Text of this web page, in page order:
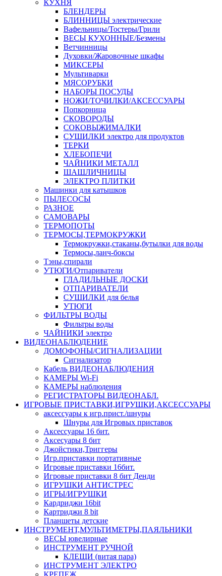
КУХНЯ
БЛЕНДЕРЫ
БЛИННИЦЫ электрические
Вафельницы/Тостеры/Грили
ВЕСЫ КУХОННЫЕ/Безмены
Ветчинницы
Духовки/Жаровочные шкафы
МИКСЕРЫ
Мультиварки
МЯСОРУБКИ
НАБОРЫ ПОСУДЫ
НОЖИ/ТОЧИЛКИ/АКСЕССУАРЫ
Попкорница
СКОВОРОДЫ
СОКОВЫЖИМАЛКИ
СУШИЛКИ электро для продуктов
ТЕРКИ
ХЛЕБОПЕЧИ
ЧАЙНИКИ МЕТАЛЛ
ШАШЛИЧНИЦЫ
ЭЛЕКТРО ПЛИТКИ
Машинки для катышков
ПЫЛЕСОСЫ
РАЗНОЕ
САМОВАРЫ
ТЕРМОПОТЫ
ТЕРМОСЫ,ТЕРМОКРУЖКИ
Термокружки,стаканы,бутылки для воды
Термосы,ланч-боксы
Тэны,спирали
УТЮГИ/Отпариватели
ГЛАДИЛЬНЫЕ ДОСКИ
ОТПАРИВАТЕЛИ
СУШИЛКИ для белья
УТЮГИ
ФИЛЬТРЫ ВОДЫ
Фильтры воды
ЧАЙНИКИ электро
ВИДЕОНАБЛЮДЕНИЕ
ДОМОФОНЫ/СИГНАЛИЗАЦИИ
Сигнализатор
Кабель ВИДЕОНАБЛЮДЕНИЯ
КАМЕРЫ Wi-Fi
КАМЕРЫ наблюдения
РЕГИСТРАТОРЫ ВИДЕОНАБЛ.
ИГРОВЫЕ ПРИСТАВКИ,ИГРУШКИ,АКСЕССУАРЫ
аксесcуары к игр.прист./шнуры
Шнуры для Игровых приставок
Аксессуары 16 бит.
Аксесуары 8 бит
Джойстики,Триггеры
Игр.приставки портативные
Игровые приставки 16бит.
Игровые приставки 8 бит Денди
ИГРУШКИ АНТИСТРЕС
ИГРЫ/ИГРУШКИ
Кардриджи 16bit
Картриджи 8 bit
Планшеты детские
ИНСТРУМЕНТ,МУЛЬТИМЕТРЫ,ПАЯЛЬНИКИ
ВЕСЫ ювелирные
ИНСТРУМЕНТ РУЧНОЙ
КЛЕЩИ (витая пара)
ИНСТРУМЕНТ ЭЛЕКТРО
КРЕПЕЖ